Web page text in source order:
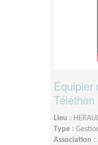
Equipier
Lieu :
Type :
Association :